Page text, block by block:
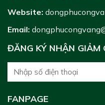
Website:
Email:
ĐĂNG KÝ NHẬN
FANPAGE